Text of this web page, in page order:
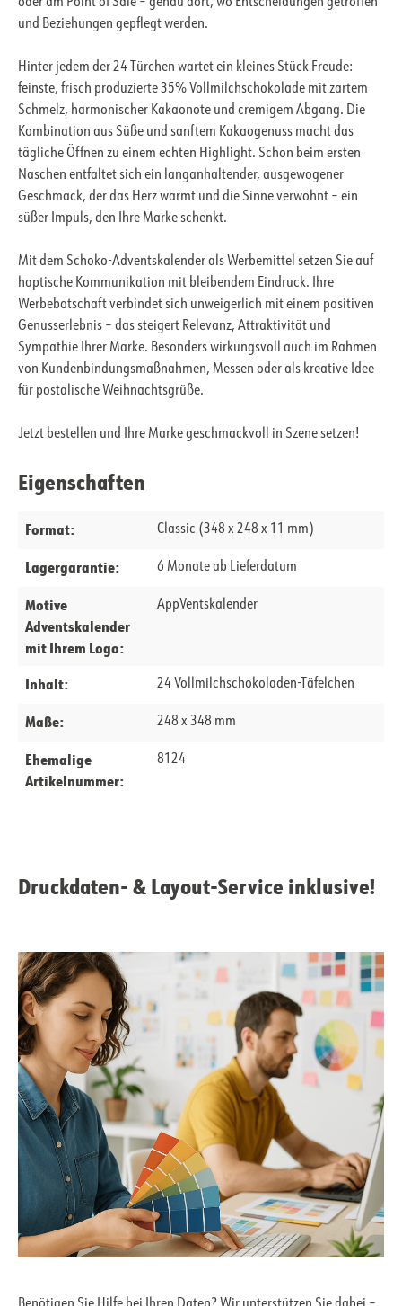
oder am Point of Sale – genau dort, wo Entscheidungen getroffen
und Beziehungen gepflegt werden.
Hinter jedem der 24 Türchen wartet ein kleines Stück Freude:
feinste, frisch produzierte 35% Vollmilchschokolade mit zartem
Schmelz, harmonischer Kakaonote und cremigem Abgang. Die
Kombination aus Süße und sanftem Kakaogenuss macht das
tägliche Öffnen zu einem echten Highlight. Schon beim ersten
Naschen entfaltet sich ein langanhaltender, ausgewogener
Geschmack, der das Herz wärmt und die Sinne verwöhnt – ein
süßer Impuls, den Ihre Marke schenkt.
Mit dem Schoko-Adventskalender als Werbemittel setzen Sie auf
haptische Kommunikation mit bleibendem Eindruck. Ihre
Werbebotschaft verbindet sich unweigerlich mit einem positiven
Genusserlebnis – das steigert Relevanz, Attraktivität und
Sympathie Ihrer Marke. Besonders wirkungsvoll auch im Rahmen
von Kundenbindungsmaßnahmen, Messen oder als kreative Idee
für postalische Weihnachtsgrüße.
Jetzt bestellen und Ihre Marke geschmackvoll in Szene setzen!
Eigenschaften
Format: Classic (348 x 248 x 11 mm)
Lagergarantie: 6 Monate ab Lieferdatum
Motive
Adventskalender
mit Ihrem Logo:
AppVentskalender
Inhalt: 24 Vollmilchschokoladen-Täfelchen
Maße: 248 x 348 mm
Ehemalige
Artikelnummer:
8124
Druckdaten- & Layout-Service inklusive!